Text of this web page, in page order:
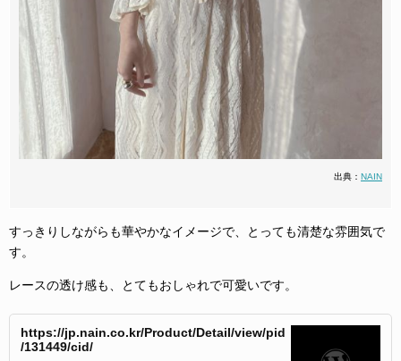
出典： NAIN
すっきりしながらも華やかなイメージで、とっても清楚な雰囲気で
す。
レースの透け感も、とてもおしゃれで可愛いです。
https://jp.nain.co.kr/Product/Detail/view/pid
/131449/cid/